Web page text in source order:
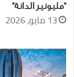
“مليونير الدانة”
13 مايو، 2026